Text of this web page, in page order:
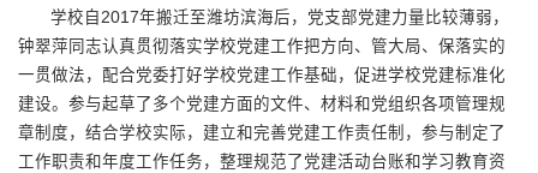
学校自2017年搬迁至潍坊滨海后，党支部党建力量比较薄弱，
钟翠萍同志认真贯彻落实学校党建工作把方向、管大局、保落实的
一贯做法，配合党委打好学校党建工作基础，促进学校党建标准化
建设。参与起草了多个党建方面的文件、材料和党组织各项管理规
章制度，结合学校实际，建立和完善党建工作责任制，参与制定了
工作职责和年度工作任务，整理规范了党建活动台账和学习教育资